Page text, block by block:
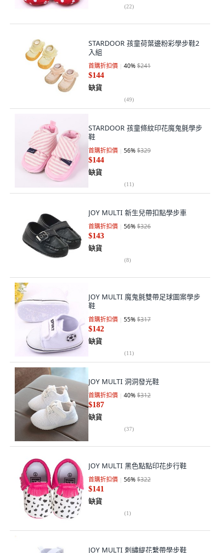
(22)
STARDOOR 孩童荷葉邊粉彩學步鞋2
入組
首購折扣價 40%$241
$144
缺貨
(49)
STARDOOR 孩童條紋印花魔鬼氈學步
鞋
首購折扣價 56%$329
$144
缺貨
(11)
JOY MULTI 新生兒帶扣點學步車
首購折扣價 56%$326
$143
缺貨
(8)
JOY MULTI 魔鬼氈雙帶足球圖案學步
鞋
首購折扣價 55%$317
$142
缺貨
(11)
JOY MULTI 洞洞發光鞋
首購折扣價 40%$312
$187
缺貨
(37)
JOY MULTI 黑色點點印花步行鞋
首購折扣價 56%$322
$141
缺貨
(1)
JOY MULTI 刺繡緹花繫帶學步鞋